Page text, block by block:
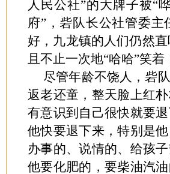
人民公社”的大牌子被“
府”，砦队长公社管委
好，九龙镇的人们仍然
且不止一次地“哈哈”笑
尽管年龄不饶人，砦
返老还童，整天脸上红
有意识到自己很快就要
他快要退下来，特别是
办事的、说情的、给孩
他要化肥的，要柴油汽